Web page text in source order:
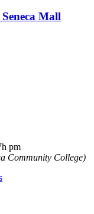
Mall
pm
Community College)